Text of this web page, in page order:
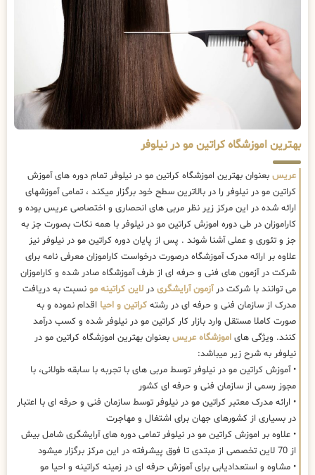
بهترین اموزشگاه کراتین مو در نیلوفر
عریس بعنوان بهترین اموزشگاه کراتین مو در نیلوفر تمام دوره های آموزش
کراتین مو در نیلوفر را در بالاترین سطح خود برگزار میکند ، تمامی آموزشهای
ارائه شده در این مرکز زیر نظر مربی های انحصاری و اختصاصی عریس بوده و
کاراموزان در طی دوره اموزش کراتین مو در نیلوفر با همه نکات بصورت جز به
جز و تئوری و عملی آشنا شوند . پس از پایان دوره کراتین مو در نیلوفر نیز
علاوه بر ارائه مدرک آموزشگاه درصورت درخواست کاراموزان معرفی نامه برای
شرکت در آزمون های فنی و حرفه ای از طرف آموزشگاه صادر شده و کاراموزان
می توانند با شرکت درآزمون آرایشگری در لاین کراتینه مو نسبت به دریافت
مدرک از سازمان فنی و حرفه ای در رشته کراتین و احیا اقدام نموده و به
صورت کاملا مستقل وارد بازار کار کراتین مو در نیلوفر شده و کسب درآمد
کنند. ویژگی های اموزشگاه عریس بعنوان بهترین اموزشگاه کراتین مو در
نیلوفر به شرح زیر میباشد:
• آموزش کراتین مو در نیلوفر توسط مربی های با تجربه با سابقه طولانی، با
مجوز رسمی از سازمان فنی و حرفه ای کشور
• ارائه مدرک معتبر کراتین مو در نیلوفر توسط سازمان فنی و حرفه ای با اعتبار
در بسیاری از کشورهای جهان برای اشتغال و مهاجرت
• علاوه بر اموزش کراتین مو در نیلوفر تمامی دوره های آرایشگری شامل بیش
از 70 لاین تخصصی از مبتدی تا فوق پیشرفته در این مرکز برگزار میشود
• مشاوه و استعدادیابی برای آموزش حرفه ای در زمینه کراتینه و احیا مو